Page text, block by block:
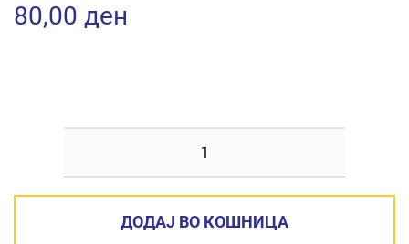
80,00 ден
ЗЛАТЕН
ДОДАЈ ВО КОШНИЦА